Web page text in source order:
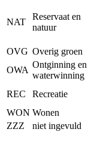
NAT
Reservaat en
natuur
OVG Overig groen
OWA
Ontginning en
waterwinning
REC
Recreatie
WON Wonen
ZZZ
niet ingevuld